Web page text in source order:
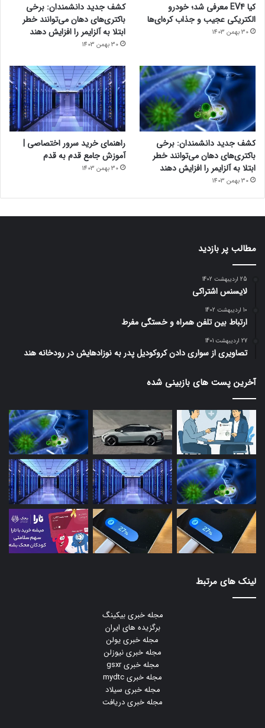
کیا EV4 معرفی شد؛ خودرو
الکتریکی عجیب و جذاب کره‌ای‌ها
30 بهمن 1403
کشف جدید دانشمندان: برخی
باکتری‌های دهان می‌توانند خطر
ابتلا به آلزایمر را افزایش دهند
30 بهمن 1403
کشف جدید دانشمندان: برخی
باکتری‌های دهان می‌توانند خطر
ابتلا به آلزایمر را افزایش دهند
30 بهمن 1403
راهنمای خرید سرور اختصاصی |
آموزش جامع قدم به قدم
30 بهمن 1403
مطالب پر بازدید
25 اردیبهشت 1402
لایسنس اشتراکی
10 اردیبهشت 1402
ارتباط بین تلفن همراه و خستگی مفرط
27 اردیبهشت 1401
تصاویری از سواری دادن کروکودیل پدر به نوزادهایش در رودخانه هند
آخرین پست های بازبینی شده
لینک های مرتبط
مجله خبری بیکینگ
برگزیده های ایران
مجله خبری یولن
مجله خبری نیوزلن
مجله خبری gsxr
مجله خبری mydtc
مجله خبری سیلاد
مجله خبری دریافت